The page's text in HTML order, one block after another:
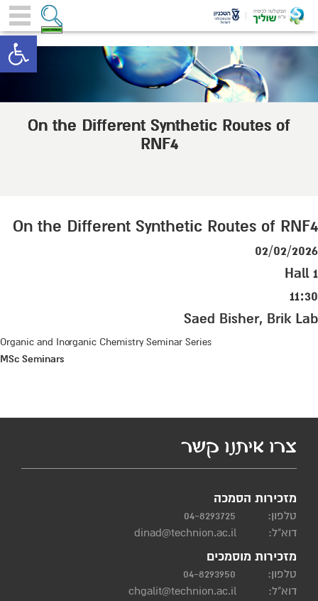
On the Different Synthetic Routes of
RNF4
On the Different Synthetic Routes of RNF4
02/02/2026
Hall 1
11:30
Saed Bisher, Brik Lab
Organic and Inorganic Chemistry Seminar Series
MSc Seminars
צרו איתנו קשר
מזכירות הסמכה
טלפון:
04-8293725
דוא"ל:
dinad@technion.ac.il
מזכירות מוסמכים
טלפון:
04-8293950
דוא"ל:
chgalit@technion.ac.il